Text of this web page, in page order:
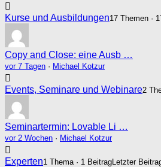
Kurse und Ausbildungen17 Themen ·
Copy and Close: eine Ausb …
vor 7 Tagen · Michael Kotzur
Events, Seminare und Webinare2
Seminartermin: Lovable Li …
vor 2 Wochen · Michael Kotzur
Experten1 Thema · 1 BeitragLetzter